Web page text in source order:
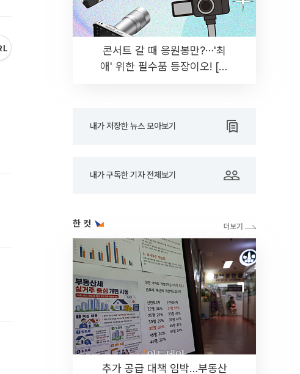
콘서트 갈 때 응원봉만?⋯'최
애' 위한 필수품 등장이오! [솔
내가 저장한 뉴스 모아보기
내가 구독한 기자 전체보기
한 컷
추가 공급 대책 임박…부동산